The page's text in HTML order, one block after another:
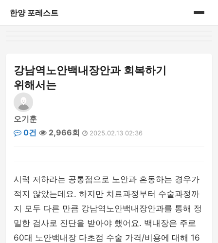
한양 포레스트
강남역노안백내장안과 회복하기
위해서는
오기훈
0건
2,966회 2025.02.13 02:36
시력 저하라는 공통점으로 노안과 혼동하는 경우가
적지 않았는데요. 하지만 치료과정부터 수술과정까
지 모두 다른 만큼 강남역노안백내장안과를 통해 정
밀한 검사로 진단을 받아야 했어요. 백내장은 주로
60대 노안백내장 다초점 수술 가격/비용에 대해 16